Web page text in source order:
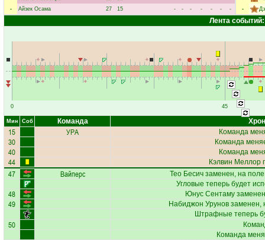
-
Айзек Осама 27 15 - - - - - - -
-
Лента событий:
0 45
Мин Соб Команда
15 УРА Команда
30 Команда
40 Команда
44 Кэлвин Меллор
47 Вайперс Тео Бесич заменен, на
Угловые теперь будет
48 Юнус Сентаму
49 Набиджон Уруновзаменен,
Штрафные теперь
50
Команда